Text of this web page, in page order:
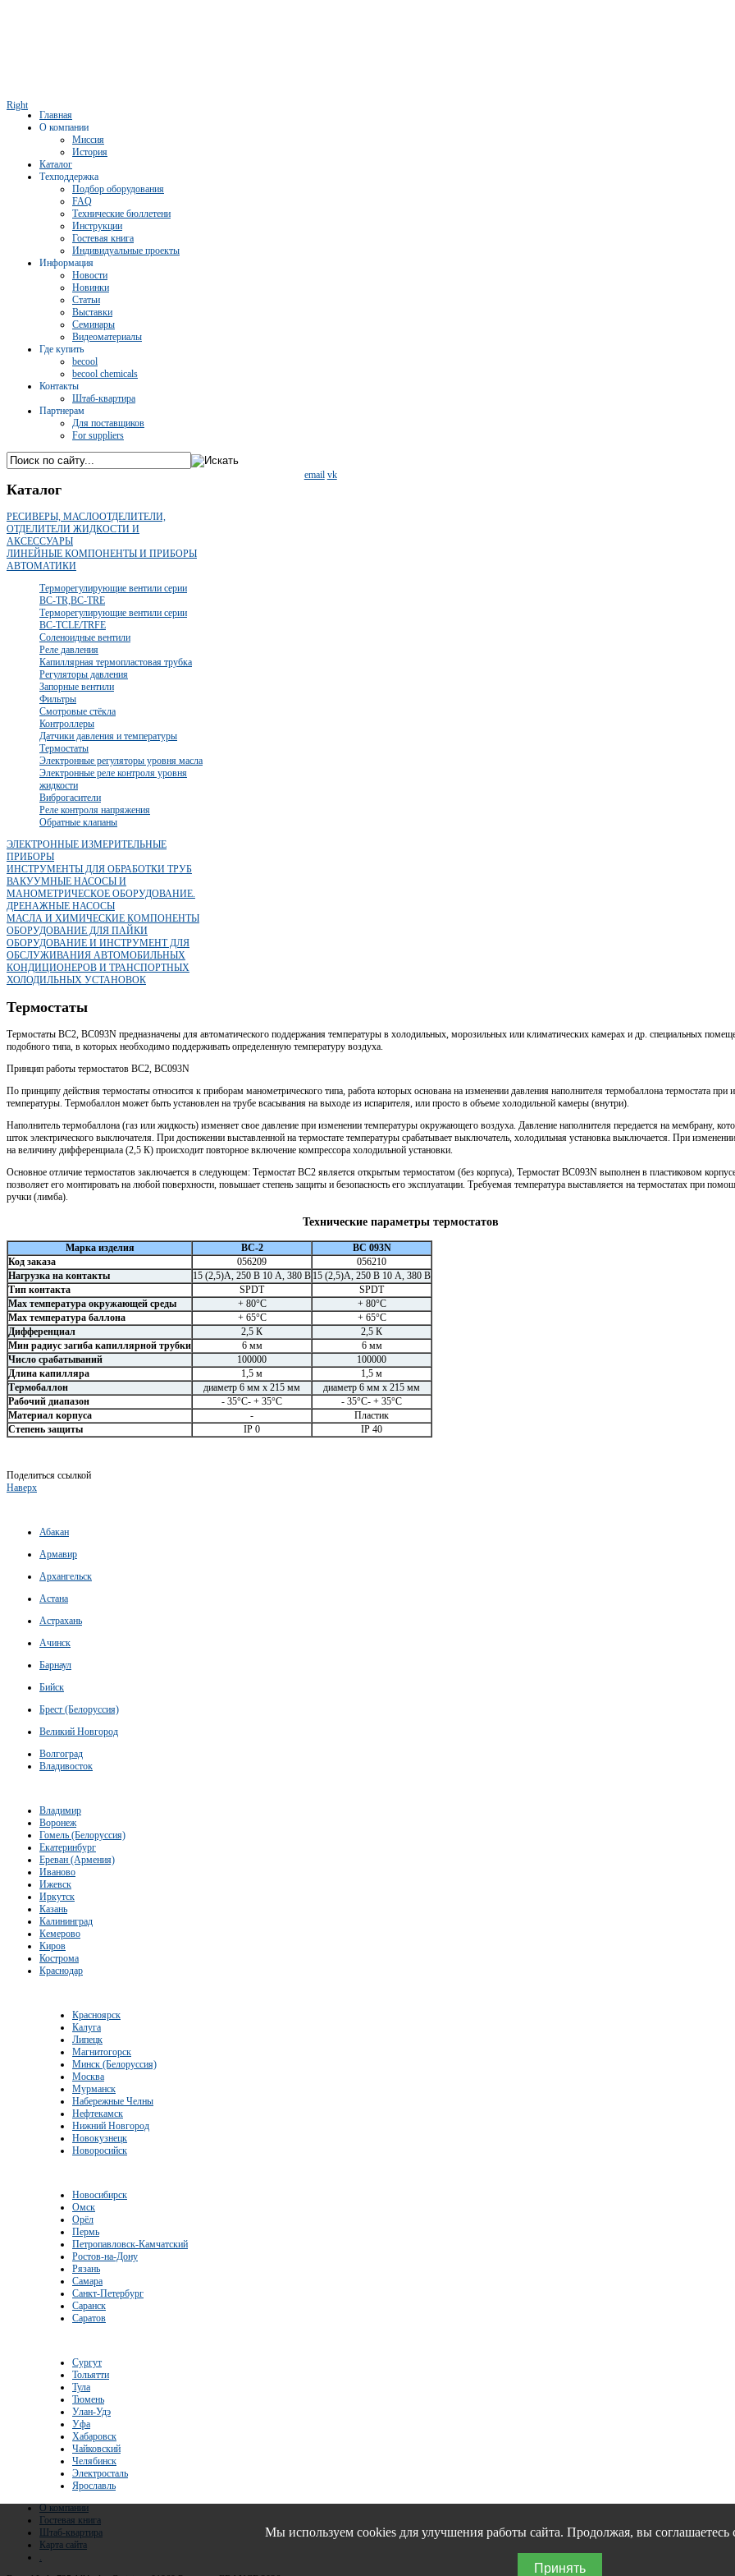
Right
Главная
О компании
Миссия
История
Каталог
Техподдержка
Подбор оборудования
FAQ
Технические бюллетени
Инструкции
Гостевая книга
Индивидуальные проекты
Информация
Новости
Новинки
Статьи
Выставки
Семинары
Видеоматериалы
Где купить
becool
becool chemicals
Контакты
Штаб-квартира
Партнерам
Для поставщиков
For suppliers
email vk
Каталог
РЕСИВЕРЫ, МАСЛООТДЕЛИТЕЛИ,
ОТДЕЛИТЕЛИ ЖИДКОСТИ И
АКСЕССУАРЫ
ЛИНЕЙНЫЕ КОМПОНЕНТЫ И ПРИБОРЫ
АВТОМАТИКИ
Терморегулирующие вентили серии
BC-TR,BC-TRE
Терморегулирующие вентили серии
BC-TCLE/TRFE
Соленоидные вентили
Реле давления
Капиллярная термопластовая трубка
Регуляторы давления
Запорные вентили
Фильтры
Смотровые стёкла
Контроллеры
Датчики давления и температуры
Термостаты
Электронные регуляторы уровня масла
Электронные реле контроля уровня
жидкости
Виброгасители
Реле контроля напряжения
Обратные клапаны
ЭЛЕКТРОННЫЕ ИЗМЕРИТЕЛЬНЫЕ
ПРИБОРЫ
ИНСТРУМЕНТЫ ДЛЯ ОБРАБОТКИ ТРУБ
ВАКУУМНЫЕ НАСОСЫ И
МАНОМЕТРИЧЕСКОЕ ОБОРУДОВАНИЕ.
ДРЕНАЖНЫЕ НАСОСЫ
МАСЛА И ХИМИЧЕСКИЕ КОМПОНЕНТЫ
ОБОРУДОВАНИЕ ДЛЯ ПАЙКИ
ОБОРУДОВАНИЕ И ИНСТРУМЕНТ ДЛЯ
ОБСЛУЖИВАНИЯ АВТОМОБИЛЬНЫХ
КОНДИЦИОНЕРОВ И ТРАНСПОРТНЫХ
ХОЛОДИЛЬНЫХ УСТАНОВОК
Термостаты
Термостаты ВС2, ВС093N предназначены для автоматического поддержания температуры в холодильных, морозильных или климатических камерах и др. специальных
подобного типа, в которых необходимо поддерживать определенную температуру воздуха.
Принцип работы термостатов ВС2, ВС093N
По принципу действия термостаты относится к приборам манометрического типа, работа которых основана на изменении давления наполнителя термобаллона термостата при
температуры. Термобаллон может быть установлен на трубе всасывания на выходе из испарителя, или просто в объеме холодильной камеры (внутри).
Наполнитель термобаллона (газ или жидкость) изменяет свое давление при изменении температуры окружающего воздуха. Давление наполнителя передается на мембрану,
шток электрического выключателя. При достижении выставленной на термостате температуры срабатывает выключатель, холодильная установка выключается. При
на величину дифференциала (2,5 К) происходит повторное включение компрессора холодильной установки.
Основное отличие термостатов заключается в следующем: Термостат ВС2 является открытым термостатом (без корпуса), Термостат BC093N выполнен в пластиковом
позволяет его монтировать на любой поверхности, повышает степень защиты и безопасность его эксплуатации. Требуемая температура выставляется на термостатах при
ручки (лимба).
Технические параметры термостатов
Марка изделия BC-2
ВС 093N
Код заказа
056209
056210
Нагрузка на контакты
15 (2,5)А, 250 В 10 А, 380 В 15 (2,5)А, 250 В 10 А, 380 В
Тип контакта
SPDT
SPDT
Мах температура окружающей среды
+ 80°С
+ 80°С
Мах температура баллона
+ 65°С
+ 65°С
Дифференциал
2,5 К
2,5 К
Мин радиус загиба капиллярной трубки
6 мм
6 мм
Число срабатываний
100000
100000
Длина капилляра
1,5 м
1,5 м
Термобаллон
диаметр 6 мм х 215 мм
диаметр 6 мм х 215 мм
Рабочий диапазон
- 35°С- + 35°С
- 35°С- + 35°С
Материал корпуса
-
Пластик
Степень защиты
IP 0 IP 40
Поделиться ссылкой
Наверх
Абакан
Армавир
Архангельск
Астана
Астрахань
Ачинск
Барнаул
Бийск
Брест (Белоруссия)
Великий Новгород
Волгоград
Владивосток
Владимир
Воронеж
Гомель (Белоруссия)
Екатеринбург
Ереван (Армения)
Иваново
Ижевск
Иркутск
Казань
Калининград
Кемерово
Киров
Кострома
Краснодар
Красноярск
Калуга
Липецк
Магнитогорск
Минск (Белоруссия)
Москва
Мурманск
Набережные Челны
Нефтекамск
Нижний Новгород
Новокузнецк
Новоросийск
Новосибирск
Омск
Орёл
Пермь
Петропавловск-Камчатский
Ростов-на-Дону
Рязань
Самара
Санкт-Петербург
Саранск
Саратов
Сургут
Тольятти
Тула
Тюмень
Улан-Удэ
Уфа
Хабаровск
Чайковский
Челябинск
Электросталь
Ярославль
О компании
Гостевая книга
Штаб-квартира
Карта сайта
.
Мы используем cookies для улучшения работы сайта. Продолжая, вы соглашаетесь
Принять